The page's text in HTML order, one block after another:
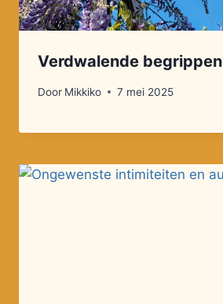
Verdwalende begrippen
Door Mikkiko 7 mei 2025